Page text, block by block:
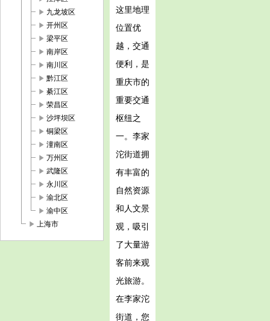
play_arrow 九龙坡区
play_arrow 开州区
play_arrow 梁平区
play_arrow 南岸区
play_arrow 南川区
play_arrow 黔江区
play_arrow 綦江区
play_arrow 荣昌区
play_arrow 沙坪坝区
play_arrow 铜梁区
play_arrow 潼南区
play_arrow 万州区
play_arrow 武隆区
play_arrow 永川区
play_arrow 渝北区
play_arrow 渝中区
play_arrow 上海市
这里地理
位置优
越，交通
便利，是
重庆市的
重要交通
枢纽之
一。李家
沱街道拥
有丰富的
自然资源
和人文景
观，吸引
了大量游
客前来观
光旅游。
在李家沱
街道，您